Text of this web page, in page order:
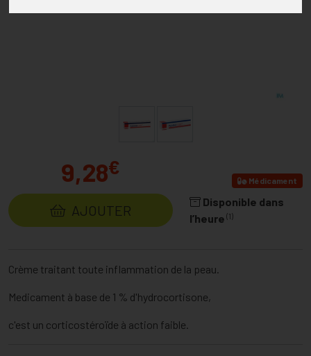
9,28€
AJOUTER
Médicament
Disponible dans
l’heure (1)
Crème traitant toute inflammation de la peau.
Medicament à base de 1 % d'hydrocortisone,
c'est un corticostéroïde à action faible.